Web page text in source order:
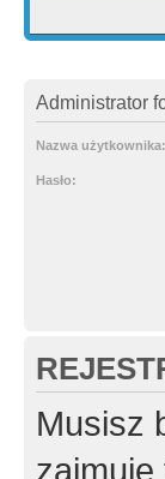
Administrator
Nazwa użytkownika:
Hasło:
Musisz